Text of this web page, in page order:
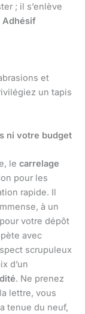
; il s’enlève
Adhésif
et
un tapis
ni votre budget
le carrelage
pour les
rapide. Il
à un
votre dépôt
avec
scrupuleux
d’un
. Ne prenez
lettre, vous
tenue du neuf,